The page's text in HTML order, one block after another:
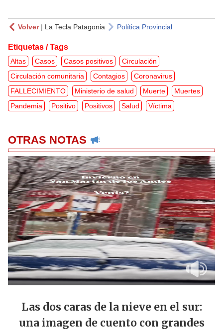
Volver| La Tecla Patagonia Política Provincial
Etiquetas / Tags
Altas Casos Casos positivos
Circulación
Circulación comunitaria
Contagios
Coronavirus
FALLECIMIENTO
Ministerio de salud Muerte
Muertes
Pandemia
Positivo Positivos Salud Víctima
OTRAS NOTAS
Las dos caras de la nieve en el sur:
una imagen de cuento con grandes